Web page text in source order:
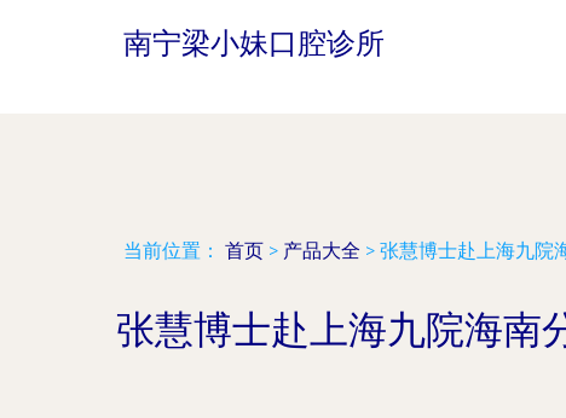
南宁梁小妹口腔诊所
当前位置： 首页 > 产品大全 > 张慧博士赴上海九院
张慧博士赴上海九院海南